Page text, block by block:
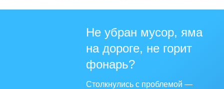
Не убран мусор, яма
на дороге, не горит
фонарь?
Столкнулись с проблемой —